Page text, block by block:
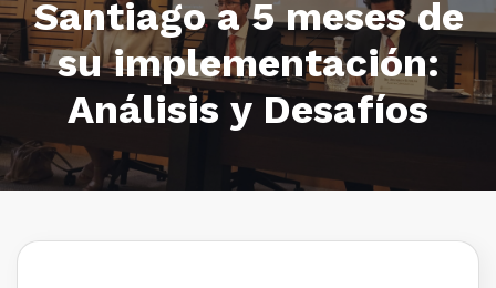
Santiago a 5 meses de
su implementación:
Análisis y Desafíos